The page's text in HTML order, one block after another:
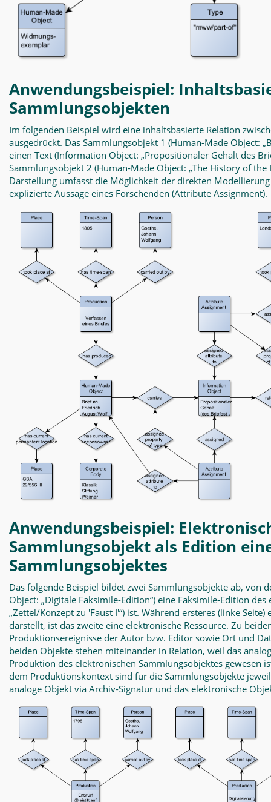
Anwendungsbeispiel:
Sammlungsobjekten
Im folgenden Beispiel wird eine inhaltsbasierte Relation
ausgedrückt. Das Sammlungsobjekt 1 (Human-Made Object:
einen Text (Information Object: „Propositionaler Gehalt des
Sammlungsobjekt 2 (Human-Made Object: „The History of the
Darstellung umfasst die Möglichkeit der direkten
explizierte Aussage eines Forschenden (Attribute Assignment).
Anwendungsbeispiel:
Sammlungsobjekt als Edition
Sammlungsobjektes
Das folgende Beispiel bildet zwei Sammlungsobjekte ab, von
Object: „Digitale Faksimile-Edition“) eine Faksimile-Edition
„Zettel/Konzept zu 'Faust I'“) ist. Während ersteres (linke
darstellt, ist das zweite eine elektronische Ressource. Zu
Produktionsereignisse der Autor bzw. Editor sowie Ort und
beiden Objekte stehen miteinander in Relation, weil das
Produktion des elektronischen Sammlungsobjektes gewesen
dem Produktionskontext sind für die Sammlungsobjekte
analoge Objekt via Archiv-Signatur und das elektronische